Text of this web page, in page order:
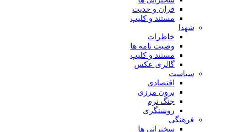
قران و حدیث
مستند و کلیپ
شهدا
خاطرات
وصیت نامه ها
مستند و کلیپ
گالری عکس
سیاست
اقتصادی
برون مرزی
جنگ نرم
روشنگری
فرهنگی
سخنرانی ها